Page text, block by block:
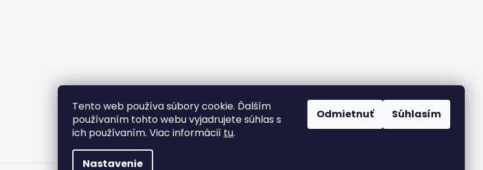
Tento web používa súbory cookie. Ďalším
používaním tohto webu vyjadrujete súhlas s
ich používaním. Viac informácií tu.
Nastavenie
Odmietnuť Súhlasím